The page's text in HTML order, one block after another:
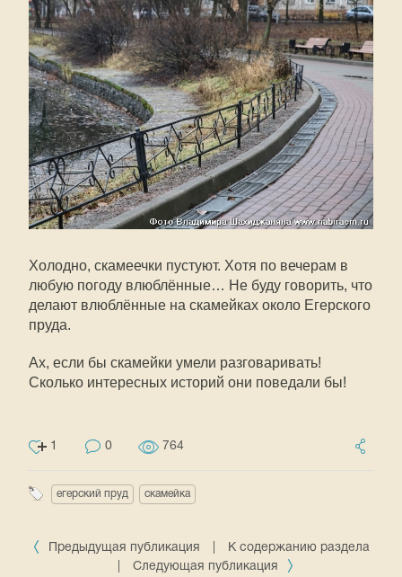
Холодно, скамеечки пустуют. Хотя по вечерам в
любую погоду влюблённые… Не буду говорить, что
делают влюблённые на скамейках около Егерского
пруда.
Ах, если бы скамейки умели разговаривать!
Сколько интересных историй они поведали бы!
1 0 764
егерский пруд скамейка
Предыдущая публикация
К содержанию раздела
Следующая публикация